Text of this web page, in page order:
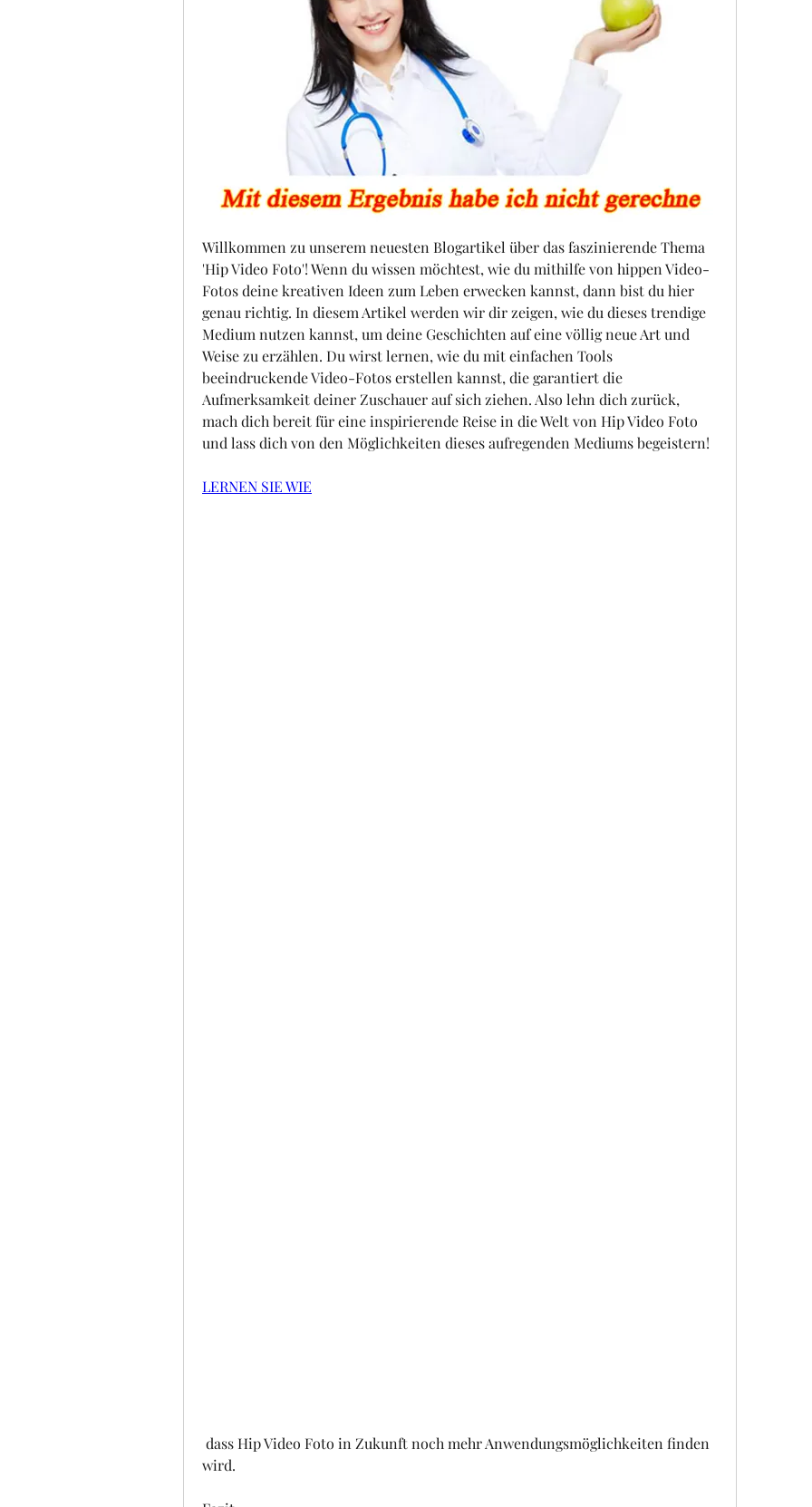
Willkommen zu unserem neuesten Blogartikel über das faszinierende Thema
'Hip Video Foto'! Wenn du wissen möchtest, wie du mithilfe von hippen Video-
Fotos deine kreativen Ideen zum Leben erwecken kannst, dann bist du hier
genau richtig. In diesem Artikel werden wir dir zeigen, wie du dieses trendige
Medium nutzen kannst, um deine Geschichten auf eine völlig neue Art und
Weise zu erzählen. Du wirst lernen, wie du mit einfachen Tools
beeindruckende Video-Fotos erstellen kannst, die garantiert die
Aufmerksamkeit deiner Zuschauer auf sich ziehen. Also lehn dich zurück,
mach dich bereit für eine inspirierende Reise in die Welt von Hip Video Foto
und lass dich von den Möglichkeiten dieses aufregenden Mediums begeistern!
LERNEN SIE WIE
wird.